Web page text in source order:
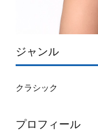
ジャンル
クラシック
プロフィール